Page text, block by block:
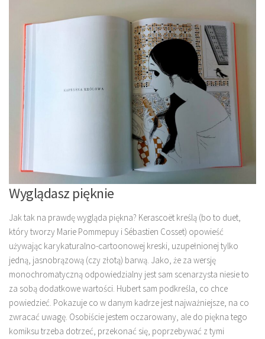
Wyglądasz pięknie
Jak tak na prawdę wygląda piękna? Kerascoët kreślą (bo to duet,
który tworzy Marie Pommepuy i Sébastien Cosset) opowieść
używając karykaturalno-cartoonowej kreski, uzupełnionej tylko
jedną, jasnobrązową (czy złotą) barwą. Jako, że za wersję
monochromatyczną odpowiedzialny jest sam scenarzysta niesie to
za sobą dodatkowe wartości. Hubert sam podkreśla, co chce
powiedzieć. Pokazuje co w danym kadrze jest najważniejsze, na co
zwracać uwagę. Osobiście jestem oczarowany, ale do piękna tego
komiksu trzeba dotrzeć, przekonać się, poprzebywać z tymi